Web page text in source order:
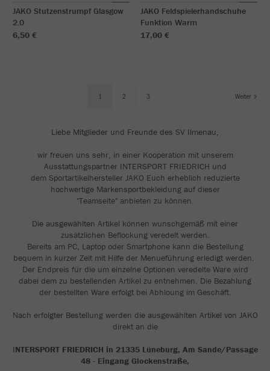
JAKO Stutzenstrumpf Glasgow
2.0
6,50 €
JAKO Feldspielerhandschuhe
Funktion Warm
17,00 €
1 2 3 Weiter
Liebe Mitglieder und Freunde des SV Ilmenau,
wir freuen uns sehr, in einer Kooperation mit unserem
Ausstattungspartner INTERSPORT FRIEDRICH und
dem Sportartikelhersteller JAKO Euch erheblich reduzierte
hochwertige Markensportbekleidung auf dieser
"Teamseite" anbieten zu können.
Die ausgewählten Artikel können wunschgemäß mit einer
zusätzlichen Beflockung veredelt werden.
Bereits am PC, Laptop oder Smartphone kann die Bestellung
bequem in kurzer Zeit mit Hilfe der Menueführung erledigt werden.
Der Endpreis für die um einzelne Optionen veredelte Ware wird
dabei dem zu bestellenden Artikel zu entnehmen. Die Bezahlung
der bestellten Ware erfolgt bei Abhloung im Geschäft.
Nach erfolgter Bestellung werden die ausgewählten Artikel von JAKO
direkt an die
INTERSPORT FRIEDRICH in 21335 Lüneburg, Am Sande/Passage
48 - Eingang Glockenstraße,